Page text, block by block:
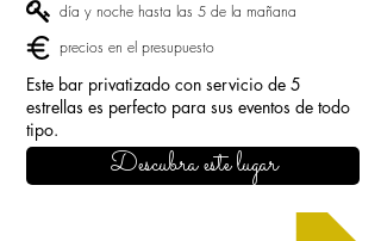
día y noche hasta las 5 de la mañana
precios en el presupuesto
Este bar privatizado con servicio de 5
estrellas es perfecto para sus eventos de todo
tipo.
Descubra este lugar